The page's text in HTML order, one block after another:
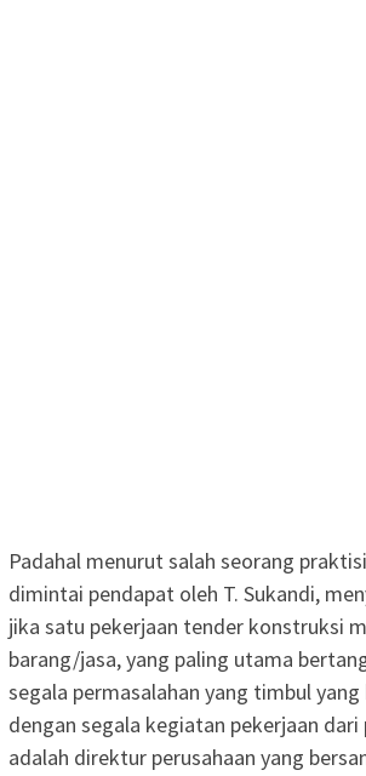
Padahal menurut salah seorang
dimintai pendapat oleh T. Sukandi,
jika satu pekerjaan tender konstruksi
barang/jasa, yang paling utama
segala permasalahan yang timbul yang
dengan segala kegiatan pekerjaan dari
adalah direktur perusahaan yang